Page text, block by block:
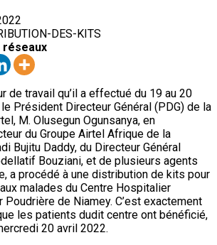
de travail qu’il a effectué du 19 au 20
Président Directeur Général (PDG) de la
M. Olusegun Ogunsanya, en
du Groupe Airtel Afrique de la
Bujitu Daddy, du Directeur Général
Bouziani, et de plusieurs agents
a procédé à une distribution de kits pour
malades du Centre Hospitalier
Poudrière de Niamey. C’est exactement
les patients dudit centre ont bénéficié,
20 avril 2022.